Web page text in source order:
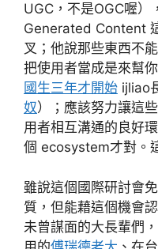
UGC，不是OGC喔）
Generated Content
叉；他說那些東西不
把使用者當成是來幫
國生三年才開始 ijliao
奴）；應該努力讓這
用者相互溝通的良好
個 ecosystem才對。
雖說這個國際研討會
質，但能藉這個機會
未曾謀面的大長輩們